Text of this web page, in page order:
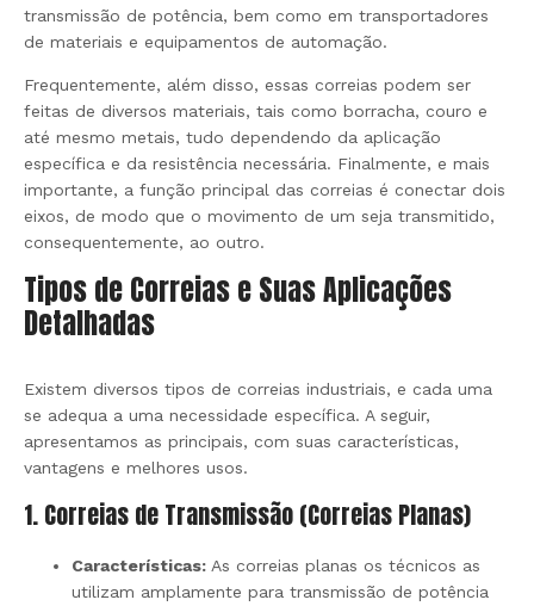
transmissão de potência, bem como em transportadores
de materiais e equipamentos de automação.
Frequentemente, além disso, essas correias podem ser
feitas de diversos materiais, tais como borracha, couro e
até mesmo metais, tudo dependendo da aplicação
específica e da resistência necessária. Finalmente, e mais
importante, a função principal das correias é conectar dois
eixos, de modo que o movimento de um seja transmitido,
consequentemente, ao outro.
Tipos de Correias e Suas Aplicações
Detalhadas
Existem diversos tipos de correias industriais, e cada uma
se adequa a uma necessidade específica. A seguir,
apresentamos as principais, com suas características,
vantagens e melhores usos.
1. Correias de Transmissão (Correias Planas)
Características: As correias planas os técnicos as
utilizam amplamente para transmissão de potência